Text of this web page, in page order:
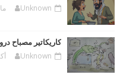
Unknown
كاريكاتير مصباح
Unknown